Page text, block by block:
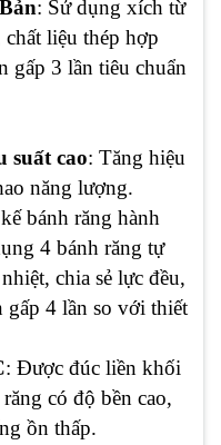
: Sử dụng xích từ
liệu thép hợp
gấp 3 lần tiêu chuẩn
suất cao: Tăng hiệu
năng lượng.
bánh răng hành
4 bánh răng tự
chia sẻ lực đều,
gấp 4 lần so với thiết
: Được đúc liền khối
có độ bền cao,
ồn thấp.